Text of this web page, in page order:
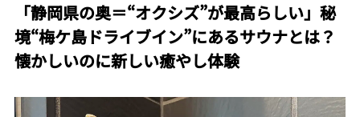
「静岡県の奥＝“オクシズ”が最高らしい」秘
境“梅ケ島ドライブイン”にあるサウナとは？
懐かしいのに新しい癒やし体験